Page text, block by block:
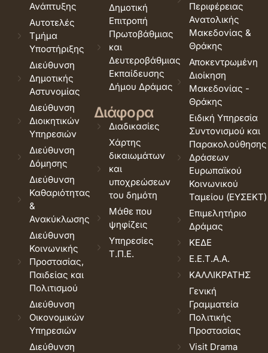
Ανάπτυξης
Αυτοτελές
Τμήμα
Υποστήριξης
Διεύθυνση
Δημοτικής
Αστυνομίας
Διεύθυνση
Διοικητικών
Υπηρεσιών
Διεύθυνση
Δόμησης
Διεύθυνση
Καθαριότητας
&
Ανακύκλωσης
Διεύθυνση
Κοινωνικής
Προστασίας,
Παιδείας και
Πολιτισμού
Διεύθυνση
Οικονομικών
Υπηρεσιών
Διεύθυνση
Δημοτική
Επιτροπή
Πρωτοβάθμιας
και
Δευτεροβάθμιας
Εκπαίδευσης
Δήμου Δράμας
Διάφορα
Διαδικασίες
Χάρτης
δικαιωμάτων
και
υποχρεώσεων
του δημότη
Μάθε που
ψηφίζεις
Υπηρεσίες
Τ.Π.Ε.
Περιφέρειας
Ανατολικής
Μακεδονίας &
Θράκης
Αποκεντρωμένη
Διοίκηση
Μακεδονίας -
Θράκης
Ειδική Υπηρεσία
Συντονισμού και
Παρακολούθησης
Δράσεων
Ευρωπαϊκού
Κοινωνικού
Ταμείου (ΕΥΣΕΚΤ)
Επιμελητήριο
Δράμας
ΚΕΔΕ
Ε.Ε.Τ.Α.Α.
ΚΑΛΛΙΚΡΑΤΗΣ
Γενική
Γραμματεία
Πολιτικής
Προστασίας
Visit Drama